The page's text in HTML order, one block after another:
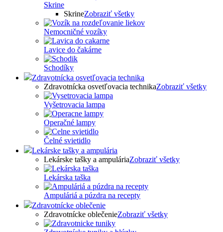
Skrine
SkrineZobraziť všetky
Nemocničné vozíky
Lavice do čakárne
Schodíky
Zdravotnícka osvetľovacia technika
Zdravotnícka osvetľovacia technikaZobraziť všetky
Vyšetrovacia lampa
Operačné lampy
Čelné svietidlo
Lekárske tašky a ampulária
Lekárske tašky a ampuláriaZobraziť všetky
Lekárska taška
Ampuláriá a púzdra na recepty
Zdravotnícke oblečenie
Zdravotnícke oblečenieZobraziť všetky